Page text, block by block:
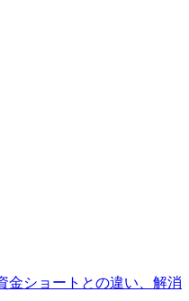
金ショートとの違い、解消